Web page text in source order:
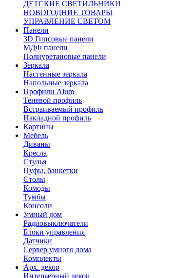
ДЕТСКИЕ СВЕТИЛЬНИКИ
НОВОГОДНИЕ ТОВАРЫ
УПРАВЛЕНИЕ СВЕТОМ
Панели
3D Гипсовые панели
МДФ панели
Полиуретановые панели
Зеркала
Настенные зеркала
Напольные зеркала
Профили Alum
Теневой профиль
Встраиваемый профиль
Накладной профиль
Картины
Мебель
Диваны
Кресла
Стулья
Пуфы, банкетки
Столы
Комоды
Тумбы
Консоли
Умный дом
Радиовыключатели
Блоки управления
Датчики
Сервер умного дома
Комплекты
Арх. декор
Интерьерный декор